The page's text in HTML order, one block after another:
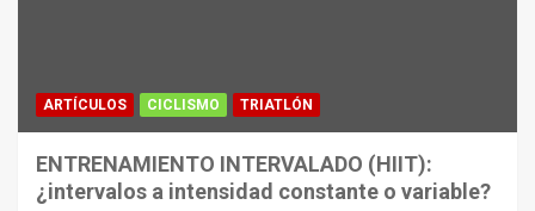
ARTÍCULOS CICLISMO TRIATLÓN
ENTRENAMIENTO INTERVALADO (HIIT):
¿intervalos a intensidad constante o variable?